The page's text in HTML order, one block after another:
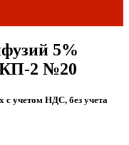
5%
КП-2 №20
с учетом НДС, без учета